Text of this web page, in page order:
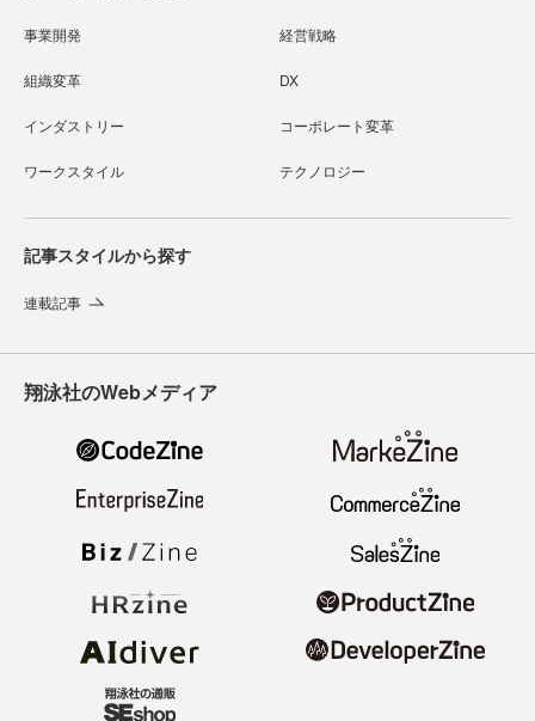
事業開発 経営戦略
組織変革 DX
インダストリー コーポレート変革
ワークスタイル テクノロジー
記事スタイルから探す
連載記事
翔泳社のWebメディア